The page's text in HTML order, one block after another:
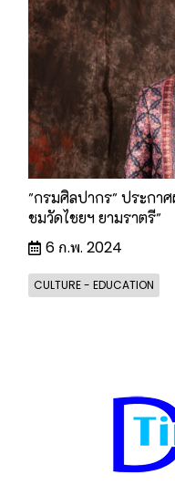
"กรมศิลปากร" ประกา
ชมวัดไชยฯ ยามราตรี"
6 ก.พ. 2024
CULTURE - EDUCATION